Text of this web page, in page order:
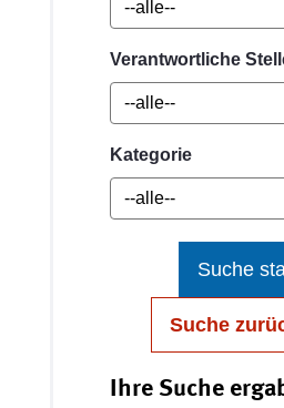
Verantwortliche
Kategorie
Suche
Suche
Ihre Suche